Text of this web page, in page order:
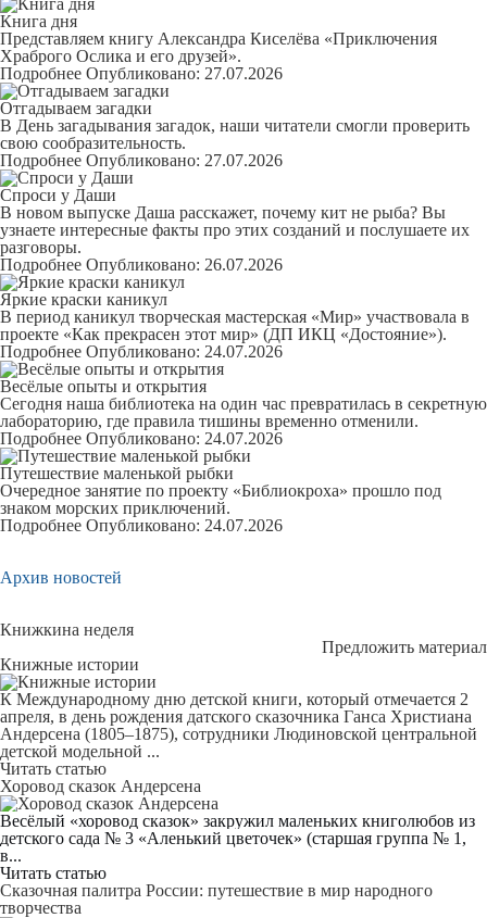
Книга дня
Представляем книгу Александра Киселёва «Приключения
Храброго Ослика и его друзей».
Подробнее Опубликовано: 27.07.2026
Отгадываем загадки
В День загадывания загадок, наши читатели смогли проверить
свою сообразительность.
Подробнее Опубликовано: 27.07.2026
Спроси у Даши
В новом выпуске Даша расскажет, почему кит не рыба? Вы
узнаете интересные факты про этих созданий и послушаете их
разговоры.
Подробнее Опубликовано: 26.07.2026
Яркие краски каникул
В период каникул творческая мастерская «Мир» участвовала в
проекте «Как прекрасен этот мир» (ДП ИКЦ «Достояние»).
Подробнее Опубликовано: 24.07.2026
Весёлые опыты и открытия
Сегодня наша библиотека на один час превратилась в секретную
лабораторию, где правила тишины временно отменили.
Подробнее Опубликовано: 24.07.2026
Путешествие маленькой рыбки
Очередное занятие по проекту «Библиокроха» прошло под
знаком морских приключений.
Подробнее Опубликовано: 24.07.2026
Архив новостей
Книжкина неделя
Предложить материал
Книжные истории
К Международному дню детской книги, который отмечается 2
апреля, в день рождения датского сказочника Ганса Христиана
Андерсена (1805–1875), сотрудники Людиновской центральной
детской модельной ...
Читать статью
Хоровод сказок Андерсена
Весёлый «хоровод сказок» закружил маленьких книголюбов из
детского сада № 3 «Аленький цветочек» (старшая группа № 1,
в...
Читать статью
Сказочная палитра России: путешествие в мир народного
творчества